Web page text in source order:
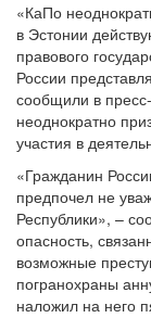
«КаПо
в Эстонии
правового
России
сообщили в
неоднократно
участия в
«Гражданин
предпочел не
Республики», –
опасность,
возможные
погранохраны
наложил на него